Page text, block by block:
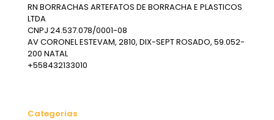
RN BORRACHAS ARTEFATOS DE BORRACHA E PLASTICOS
LTDA
CNPJ 24.537.078/0001-08
AV CORONEL ESTEVAM, 2810, DIX-SEPT ROSADO, 59.052-
200 NATAL
+558432133010
Categorias